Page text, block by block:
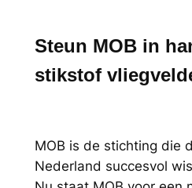
Steun MOB in
stikstof
MOB is de stichting die
Nederland succesvol